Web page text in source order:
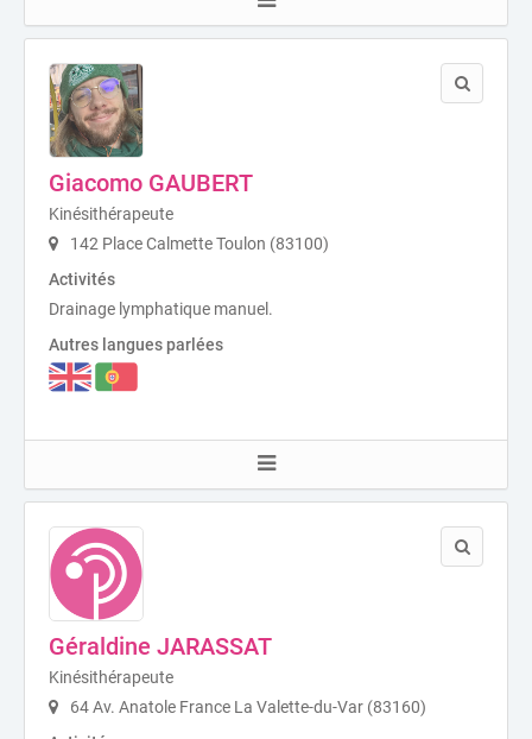
Giacomo GAUBERT
Kinésithérapeute
142 Place Calmette Toulon (83100)
Activités
Drainage lymphatique manuel.
Autres langues parlées
Géraldine JARASSAT
Kinésithérapeute
64 Av. Anatole France La Valette-du-Var (83160)